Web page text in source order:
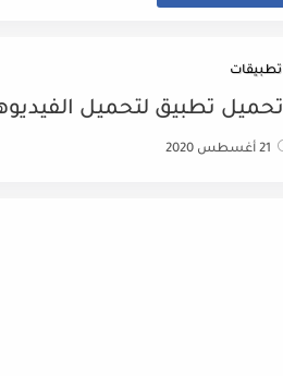
تطبيقات
تحميل تطبيق لتحميل
21 أغسطس 2020